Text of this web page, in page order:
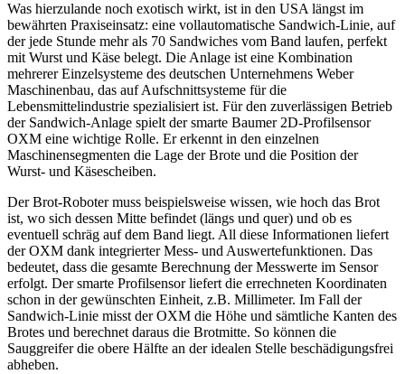
Was hierzulande noch exotisch wirkt, ist in den USA längst im
bewährten Praxiseinsatz: eine vollautomatische Sandwich-Linie, auf
der jede Stunde mehr als 70 Sandwiches vom Band laufen, perfekt
mit Wurst und Käse belegt. Die Anlage ist eine Kombination
mehrerer Einzelsysteme des deutschen Unternehmens Weber
Maschinenbau, das auf Aufschnittsysteme für die
Lebensmittelindustrie spezialisiert ist. Für den zuverlässigen Betrieb
der Sandwich-Anlage spielt der smarte Baumer 2D-Profilsensor
OXM eine wichtige Rolle. Er erkennt in den einzelnen
Maschinensegmenten die Lage der Brote und die Position der
Wurst- und Käsescheiben.
Der Brot-Roboter muss beispielsweise wissen, wie hoch das Brot
ist, wo sich dessen Mitte befindet (längs und quer) und ob es
eventuell schräg auf dem Band liegt. All diese Informationen liefert
der OXM dank integrierter Mess- und Auswertefunktionen. Das
bedeutet, dass die gesamte Berechnung der Messwerte im Sensor
erfolgt. Der smarte Profilsensor liefert die errechneten Koordinaten
schon in der gewünschten Einheit, z.B. Millimeter. Im Fall der
Sandwich-Linie misst der OXM die Höhe und sämtliche Kanten des
Brotes und berechnet daraus die Brotmitte. So können die
Sauggreifer die obere Hälfte an der idealen Stelle beschädigungsfrei
abheben.